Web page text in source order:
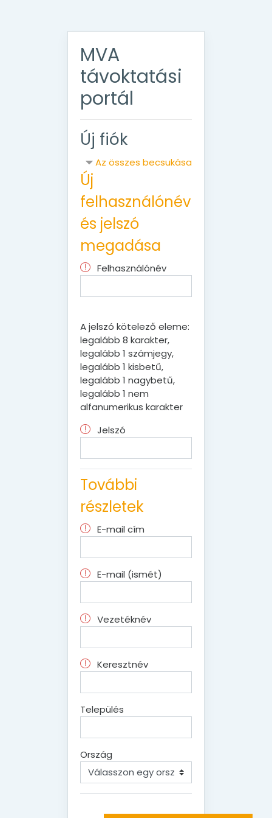
MVA
távoktatási
portál
Új fiók
Az összes becsukása
Új
felhasználónév
és jelszó
megadása
Felhasználónév
A jelszó kötelező eleme:
legalább 8 karakter,
legalább 1 számjegy,
legalább 1 kisbetű,
legalább 1 nagybetű,
legalább 1 nem
alfanumerikus karakter
Jelszó
További
részletek
E-mail cím
E-mail (ismét)
Vezetéknév
Keresztnév
Település
Ország